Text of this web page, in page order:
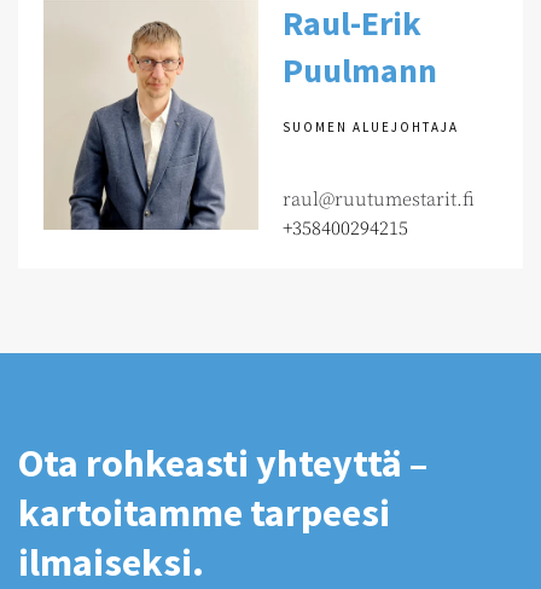
Raul-Erik
Puulmann
SUOMEN ALUEJOHTAJA
raul@ruutumestarit.fi
+358400294215
Ota rohkeasti yhteyttä –
kartoitamme tarpeesi
ilmaiseksi.